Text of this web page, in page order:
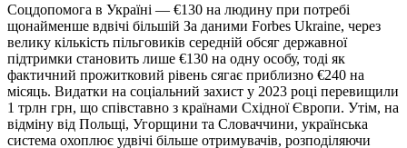
Соцдопомога в Україні — €130 на людину при потребі
щонайменше вдвічі більшій За даними Forbes Ukraine, через
велику кількість пільговиків середній обсяг державної
підтримки становить лише €130 на одну особу, тоді як
фактичний прожитковий рівень сягає приблизно €240 на
місяць. Видатки на соціальний захист у 2023 році перевищили
1 трлн грн, що співставно з країнами Східної Європи. Утім, на
відміну від Польщі, Угорщини та Словаччини, українська
система охоплює удвічі більше отримувачів, розподіляючи